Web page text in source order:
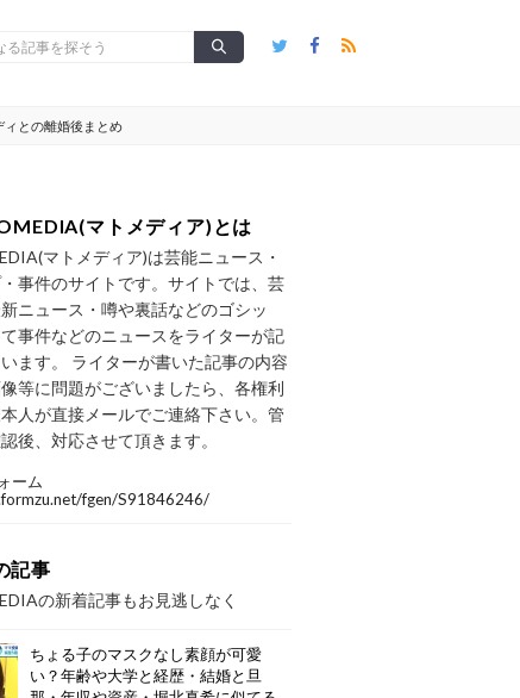
との離婚後まとめ
マトメディア)とは
マトメディア)は芸能ニュース・
事件のサイトです。サイトでは、芸
ニュース・噂や裏話などのゴシッ
事件などのニュースをライターが記
ます。 ライターが書いた記事の内容
等に問題がございましたら、各権利
人が直接メールでご連絡下さい。管
後、対応させて頂きます。
ーム
fgen/S91846246/
記事
の新着記事もお見逃しなく
ちょる子のマスクなし素顔が可愛
い？年齢や大学と経歴・結婚と旦